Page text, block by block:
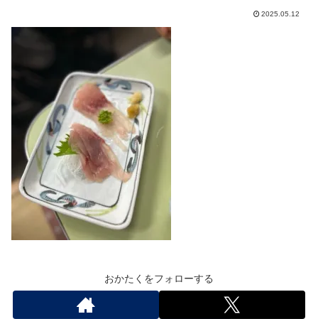
2025.05.12
おかたくをフォローする